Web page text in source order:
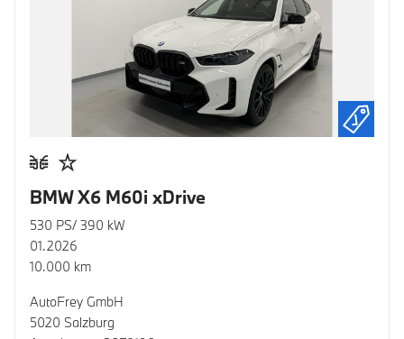
BMW X6 M60i xDrive
530 PS/ 390 kW
01.2026
10.000 km
AutoFrey GmbH
5020 Salzburg